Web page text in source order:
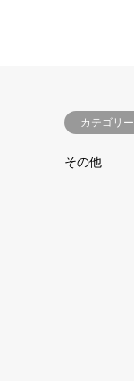
カテゴリー
その他